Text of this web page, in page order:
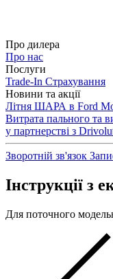
Про дилера
Про нас
Послуги
Trade-In Страхування
Новини та акції
Літня ШАРА в Ford
Витрата пального та
у партнерстві з
Зворотній зв'язок
Інструкції з
Для поточного